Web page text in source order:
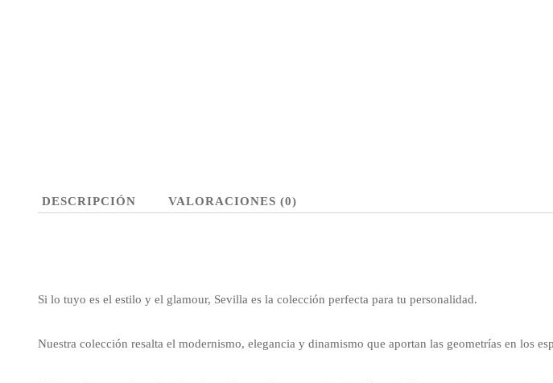
DESCRIPCIÓN VALORACIONES (0)
Si lo tuyo es el estilo y el glamour, Sevilla es la colección perfecta para tu personalidad.
Nuestra colección resalta el modernismo, elegancia y dinamismo que aportan las geometrías en los